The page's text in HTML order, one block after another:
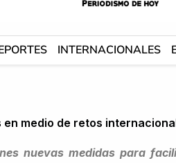
INTERNACIONALES
medio de retos
nuevas medidas para